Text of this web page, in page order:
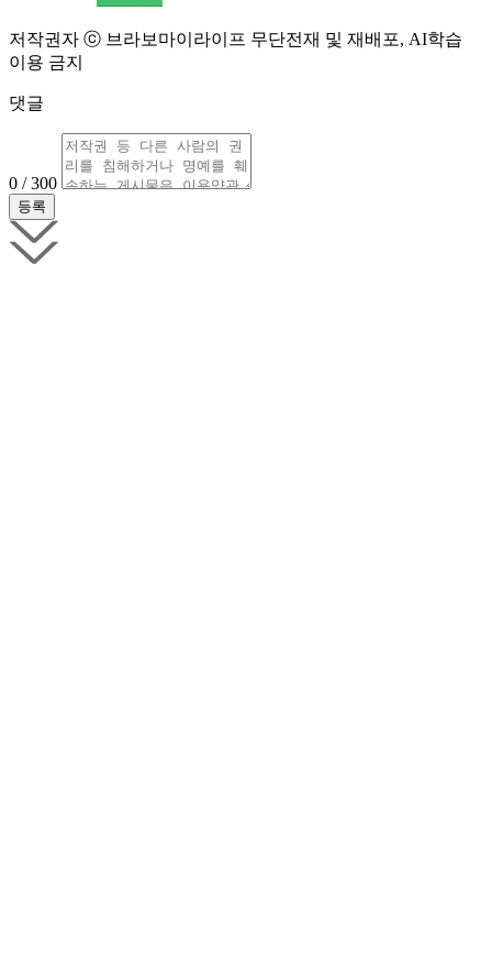
저작권자 ⓒ 브라보마이라이프 무단전재 및 재배포, AI학습
이용 금지
댓글
0 / 300